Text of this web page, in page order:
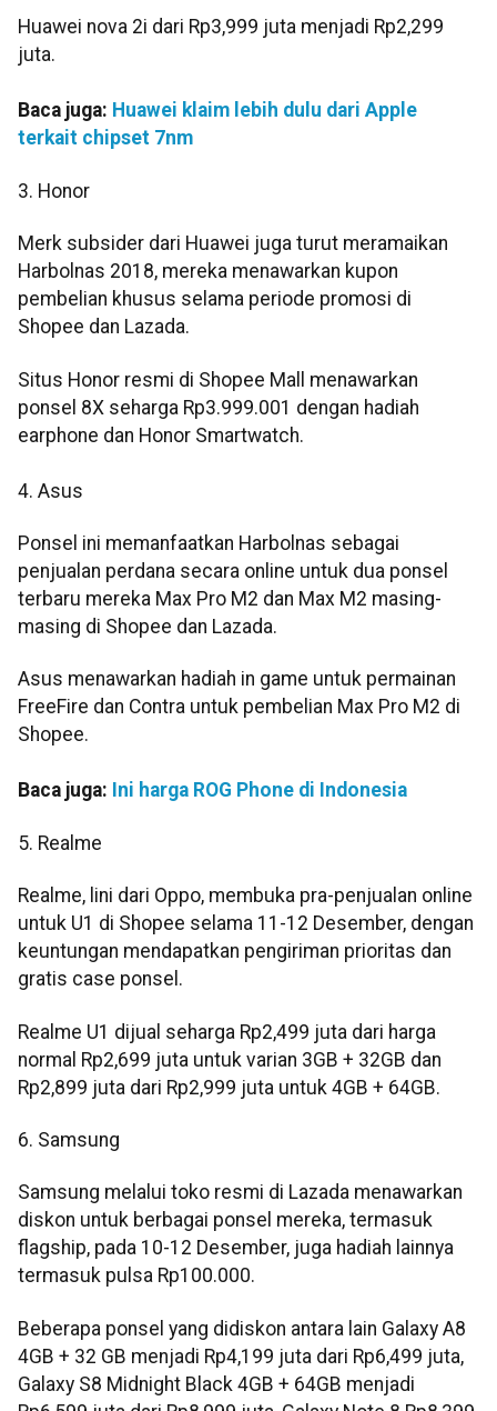
Huawei nova 2i dari Rp3,999 juta menjadi Rp2,299
juta.
Baca juga: Huawei klaim lebih dulu dari Apple
terkait chipset 7nm
3. Honor
Merk subsider dari Huawei juga turut meramaikan
Harbolnas 2018, mereka menawarkan kupon
pembelian khusus selama periode promosi di
Shopee dan Lazada.
Situs Honor resmi di Shopee Mall menawarkan
ponsel 8X seharga Rp3.999.001 dengan hadiah
earphone dan Honor Smartwatch.
4. Asus
Ponsel ini memanfaatkan Harbolnas sebagai
penjualan perdana secara online untuk dua ponsel
terbaru mereka Max Pro M2 dan Max M2 masing-
masing di Shopee dan Lazada.
Asus menawarkan hadiah in game untuk permainan
FreeFire dan Contra untuk pembelian Max Pro M2 di
Shopee.
Baca juga: Ini harga ROG Phone di Indonesia
5. Realme
Realme, lini dari Oppo, membuka pra-penjualan online
untuk U1 di Shopee selama 11-12 Desember, dengan
keuntungan mendapatkan pengiriman prioritas dan
gratis case ponsel.
Realme U1 dijual seharga Rp2,499 juta dari harga
normal Rp2,699 juta untuk varian 3GB + 32GB dan
Rp2,899 juta dari Rp2,999 juta untuk 4GB + 64GB.
6. Samsung
Samsung melalui toko resmi di Lazada menawarkan
diskon untuk berbagai ponsel mereka, termasuk
flagship, pada 10-12 Desember, juga hadiah lainnya
termasuk pulsa Rp100.000.
Beberapa ponsel yang didiskon antara lain Galaxy A8
4GB + 32 GB menjadi Rp4,199 juta dari Rp6,499 juta,
Galaxy S8 Midnight Black 4GB + 64GB menjadi